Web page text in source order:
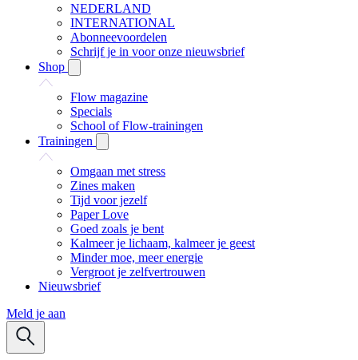
NEDERLAND
INTERNATIONAL
Abonneevoordelen
Schrijf je in voor onze nieuwsbrief
Shop
Flow magazine
Specials
School of Flow-trainingen
Trainingen
Omgaan met stress
Zines maken
Tijd voor jezelf
Paper Love
Goed zoals je bent
Kalmeer je lichaam, kalmeer je geest
Minder moe, meer energie
Vergroot je zelfvertrouwen
Nieuwsbrief
Meld je aan